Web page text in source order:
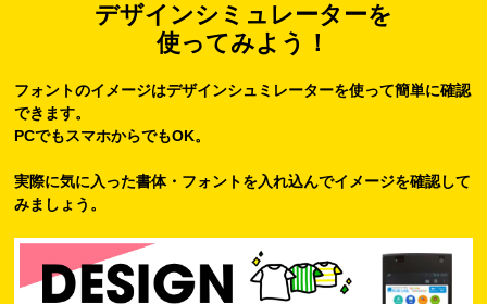
デザインシミュレーターを
使ってみよう！
フォントのイメージはデザインシュミレーターを使って簡単に確認
できます。
PCでもスマホからでもOK。
実際に気に入った書体・フォントを入れ込んでイメージを確認して
みましょう。